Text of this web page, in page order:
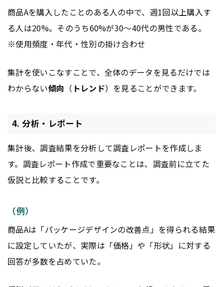
商品Aを購入したことのある人の中で、週1回以上購入す
る人は20%。そのうち60%が30〜40代の男性である。
※使用頻度・年代・性別の掛け合わせ
集計を使いこなすことで、全体のデータを見るだけでは
わからない傾向 （ トレンド）を見ることができます。
4. 分析・レポート
集計後、調査結果を分析して調査レポートを作成しま
す。調査レポート作成で重要なことは、調査前に立てた
仮説と比較することです。
（例）
商品Aは「パッケージデザインの改善点」を得られる結果
に設定していたが、実際は「価格」や「形状」に対する
回答が多数を占めていた。